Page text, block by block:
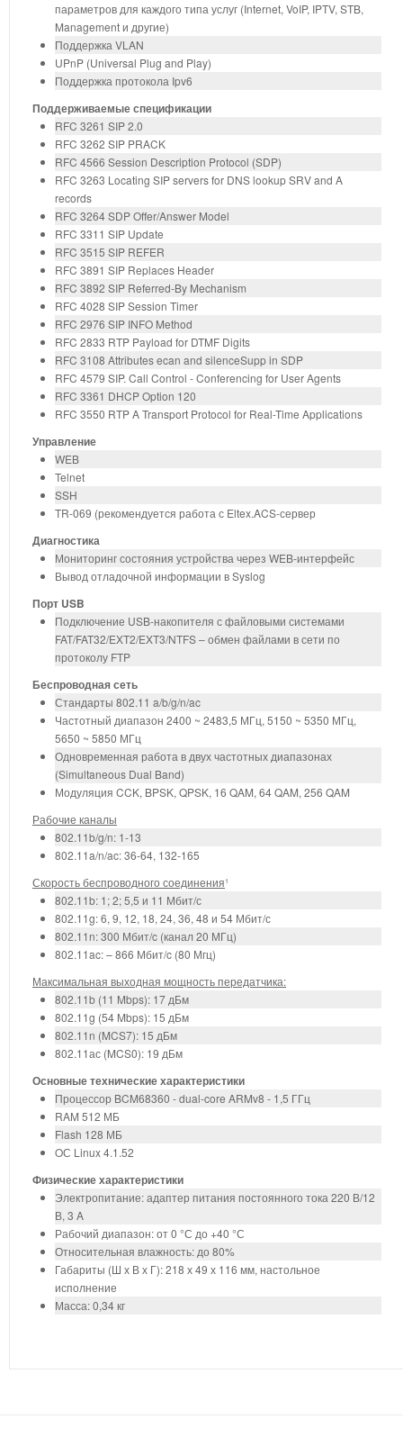
параметров для каждого типа услуг (Internet, VoIP, IPTV, STB,
Management и другие)
Поддержка VLAN
UPnP (Universal Plug and Play)
Поддержка протокола Ipv6
Поддерживаемые спецификации
RFC 3261 SIP 2.0
RFC 3262 SIP PRACK
RFC 4566 Session Description Protocol (SDP)
RFC 3263 Locating SIP servers for DNS lookup SRV and A
records
RFC 3264 SDP Offer/Answer Model
RFC 3311 SIP Update
RFC 3515 SIP REFER
RFC 3891 SIP Replaces Header
RFC 3892 SIP Referred-By Mechanism
RFC 4028 SIP Session Timer
RFC 2976 SIP INFO Method
RFC 2833 RTP Payload for DTMF Digits
RFC 3108 Attributes ecan and silenceSupp in SDP
RFC 4579 SIP. Call Control - Conferencing for User Agents
RFC 3361 DHCP Option 120
RFC 3550 RTP A Transport Protocol for Real-Time Applications
Управление
WEB
Telnet
SSH
TR-069 (рекомендуется работа с Eltex.ACS-сервер
Диагностика
Мониторинг состояния устройства через WEB-интерфейс
Вывод отладочной информации в Syslog
Порт USB
Подключение USB-накопителя с файловыми системами
FAT/FAT32/EXT2/EXT3/NTFS – обмен файлами в сети по
протоколу FTP
Беспроводная сеть
Стандарты 802.11 a/b/g/n/ac
Частотный диапазон 2400 ~ 2483,5 МГц, 5150 ~ 5350 МГц,
5650 ~ 5850 МГц
Одновременная работа в двух частотных диапазонах
(Simultaneous Dual Band)
Модуляция CCK, BPSK, QPSK, 16 QAM, 64 QAM, 256 QAM
Рабочие каналы
802.11b/g/n: 1-13
802.11a/n/ac: 36-64, 132-165
Скорость беспроводного соединения¹
802.11b: 1; 2; 5,5 и 11 Мбит/с
802.11g: 6, 9, 12, 18, 24, 36, 48 и 54 Мбит/с
802.11n: 300 Мбит/c (канал 20 МГц)
802.11ac: – 866 Мбит/c (80 Мгц)
Максимальная выходная мощность передатчика:
802.11b (11 Mbps): 17 дБм
802.11g (54 Mbps): 15 дБм
802.11n (MCS7): 15 дБм
802.11ас (MCS0): 19 дБм
Основные технические характеристики
Процессор BCM68360 - dual-core ARMv8 - 1,5 ГГц
RAM 512 МБ
Flash 128 МБ
OС Linux 4.1.52
Физические характеристики
Электропитание: адаптер питания постоянного тока 220 В/12
В, 3 A
Рабочий диапазон: от 0 °С до +40 °С
Относительная влажность: до 80%
Габариты (Ш х В х Г): 218 х 49 х 116 мм, настольное
исполнение
Масса: 0,34 кг